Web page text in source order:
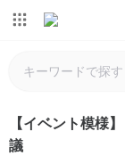
【イベント模様
議